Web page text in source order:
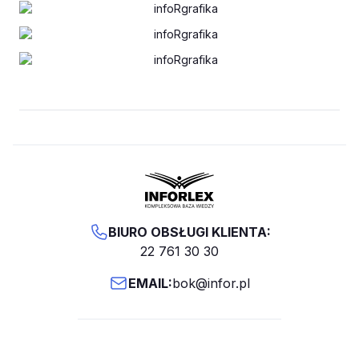
BIURO OBSŁUGI KLIENTA:
22 761 30 30
EMAIL:bok@infor.pl